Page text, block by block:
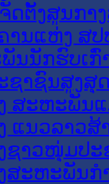
ດຕັ້ງສູນກາ
ານແຫ່ງ ສປ
ນນັກຮົບເກົ່
ຊາຊົນສູງສຸ
ສະຫະພັນ
ແນວລາວສ້
ຊາວໜຸ່ມປະ
ສະຫະພັນກ